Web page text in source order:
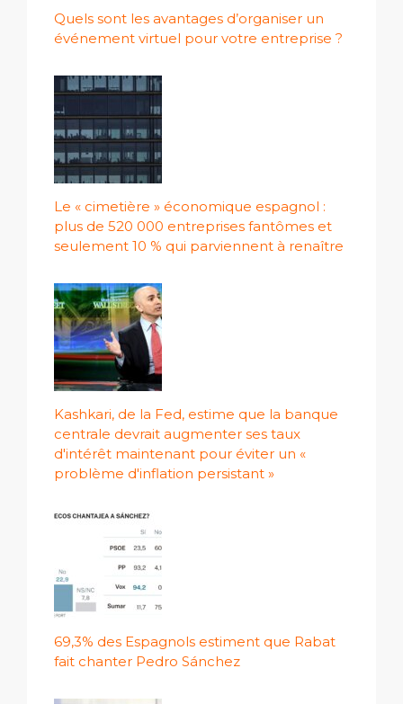
Quels sont les avantages d’organiser un
événement virtuel pour votre entreprise ?
Le « cimetière » économique espagnol :
plus de 520 000 entreprises fantômes et
seulement 10 % qui parviennent à renaître
Kashkari, de la Fed, estime que la banque
centrale devrait augmenter ses taux
d'intérêt maintenant pour éviter un «
problème d'inflation persistant »
69,3% des Espagnols estiment que Rabat
fait chanter Pedro Sánchez